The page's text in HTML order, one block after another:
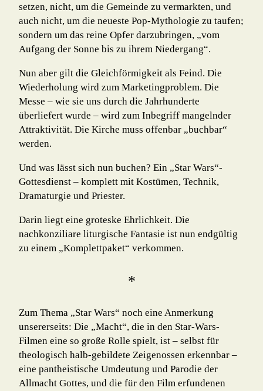
setzen, nicht, um die Gemeinde zu ver­mark­ten, und
auch nicht, um die neueste Pop-Mythologie zu taufen;
sondern um das reine Opfer darzubringen, „vom
Aufgang der Sonne bis zu ihrem Niedergang“.
Nun aber gilt die Gleichförmigkeit als Feind. Die
Wiederholung wird zum Marke­ting­problem. Die
Messe – wie sie uns durch die Jahrhunderte
überliefert wurde – wird zum Inbegriff mangelnder
Attraktivität. Die Kirche muss offenbar „buchbar“
werden.
Und was lässt sich nun buchen? Ein „Star Wars“-
Gottesdienst – komplett mit Kostümen, Technik,
Dramaturgie und Priester.
Darin liegt eine groteske Ehrlichkeit. Die
nachkonziliare liturgische Fantasie ist nun endgültig
zu einem „Komplettpaket“ verkommen.
*
Zum Thema „Star Wars“ noch eine Anmerkung
unsererseits: Die „Macht“, die in den Star-Wars-
Filmen eine so große Rolle spielt, ist – selbst für
theologisch halb-gebildete Zeigenossen erkennbar –
eine pantheistische Umdeutung und Parodie der
Allmacht Gottes, und die für den Film erfundenen